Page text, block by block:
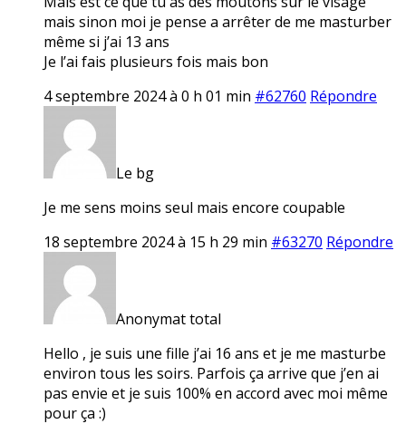
mais sinon moi je pense a arrêter de me masturber
même si j’ai 13 ans
Je l’ai fais plusieurs fois mais bon
4 septembre 2024 à 0 h 01 min #62760 Répondre
Le bg
Je me sens moins seul mais encore coupable
18 septembre 2024 à 15 h 29 min #63270 Répondre
Anonymat total
Hello , je suis une fille j’ai 16 ans et je me masturbe
environ tous les soirs. Parfois ça arrive que j’en ai
pas envie et je suis 100% en accord avec moi même
pour ça :)